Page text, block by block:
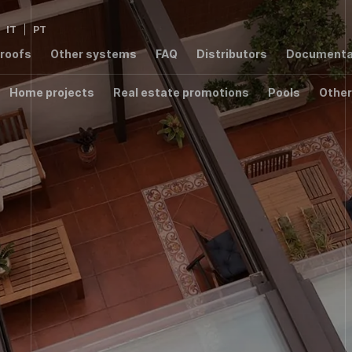
IT PT
Home projects Real estate promotions Pools
ER
2,8 2,76
T7003 RPT
1,4
W/m²K
T6000
Other systems
RPT
W/m²K
S55
FAQ Distributors